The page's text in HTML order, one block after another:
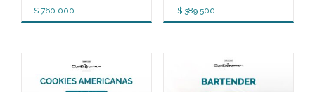
$ 760.000 $389.500